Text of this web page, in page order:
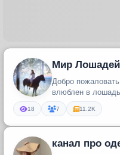
Мир Лошадей
Добро
влюблен в
сильная лошадь
18 7 11.2K
канал про